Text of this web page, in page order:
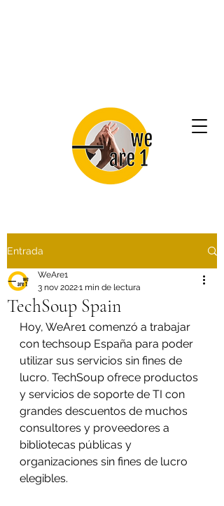
Entrada
TechSoup Spain
WeAre1
3 nov 20221 min de lectura
Hoy, WeAre1 comenzó a trabajar
con techsoup España para poder
utilizar sus servicios sin fines de
lucro. TechSoup ofrece productos
y servicios de soporte de TI con
grandes descuentos de muchos
consultores y proveedores a
bibliotecas públicas y
organizaciones sin fines de lucro
elegibles.